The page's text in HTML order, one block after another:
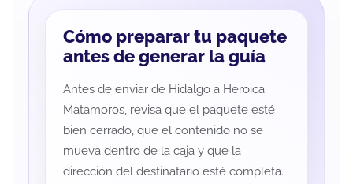
Cómo preparar tu paquete
antes de generar la guía
Antes de enviar de Hidalgo a Heroica
Matamoros, revisa que el paquete esté
bien cerrado, que el contenido no se
mueva dentro de la caja y que la
dirección del destinatario esté completa.